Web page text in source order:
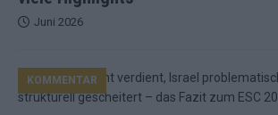
Juni 2026
KOMMENTAR